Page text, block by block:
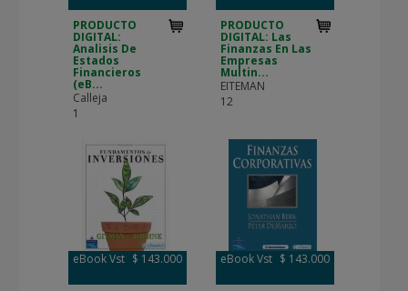
PRODUCTO
DIGITAL:
Analisis De
Estados
Financieros
(eB...
Calleja
1
PRODUCTO
DIGITAL: Las
Finanzas En Las
Empresas
Multin...
EITEMAN
12
eBook Vst $ 143.000 eBook Vst $ 143.000